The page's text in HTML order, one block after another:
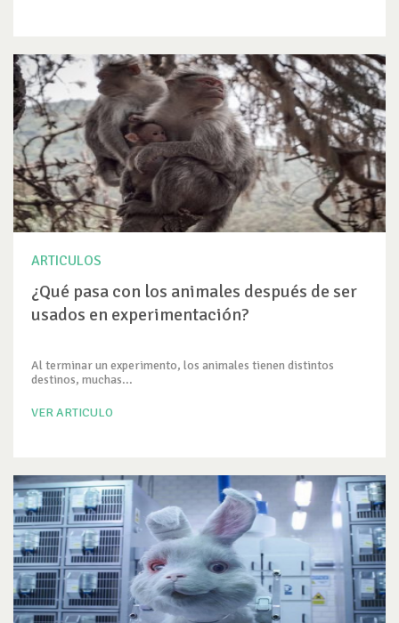
ARTICULOS
¿Qué pasa con los animales después de ser
usados en experimentación?
Al terminar un experimento, los animales tienen distintos
destinos, muchas...
VER ARTICULO